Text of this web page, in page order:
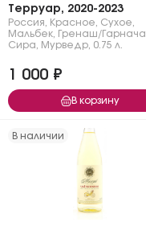
Терруар, 2020-2023
Россия Красное Сухое
Мальбек
Гренаш/Гарнача
Сира
Мурведр 0.75 л.
1 000 ₽
В корзину
В наличии